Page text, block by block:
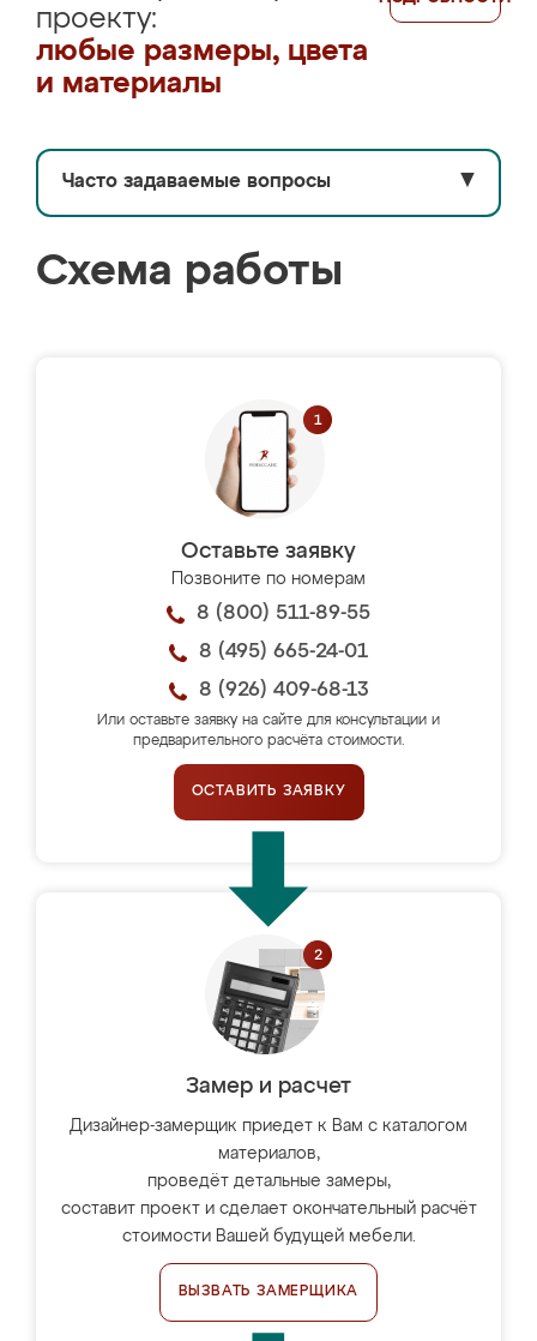
проекту:
любые размеры, цвета
и материалы
Часто задаваемые вопросы ▼
Схема работы
Оставьте заявку
Позвоните по номерам
8 (800) 511-89-55
8 (495) 665-24-01
8 (926) 409-68-13
Или оставьте заявку на сайте для консультации и
предварительного расчёта стоимости.
ОСТАВИТЬ ЗАЯВКУ
Замер и расчет
Дизайнер-замерщик приедет к Вам с каталогом
материалов,
проведёт детальные замеры,
составит проект и сделает окончательный расчёт
стоимости Вашей будущей мебели.
ВЫЗВАТЬ ЗАМЕРЩИКА